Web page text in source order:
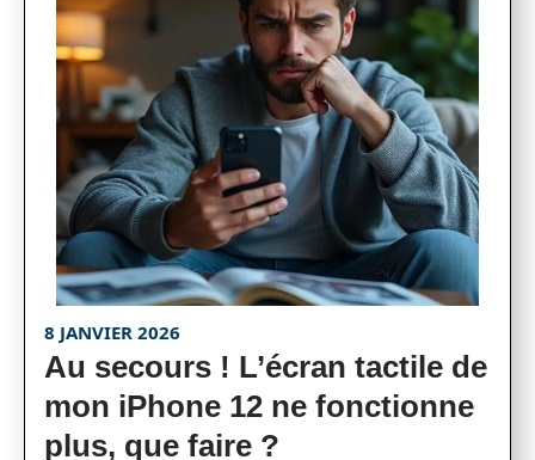
8 JANVIER 2026
Au secours ! L’écran tactile de
mon iPhone 12 ne fonctionne
plus, que faire ?